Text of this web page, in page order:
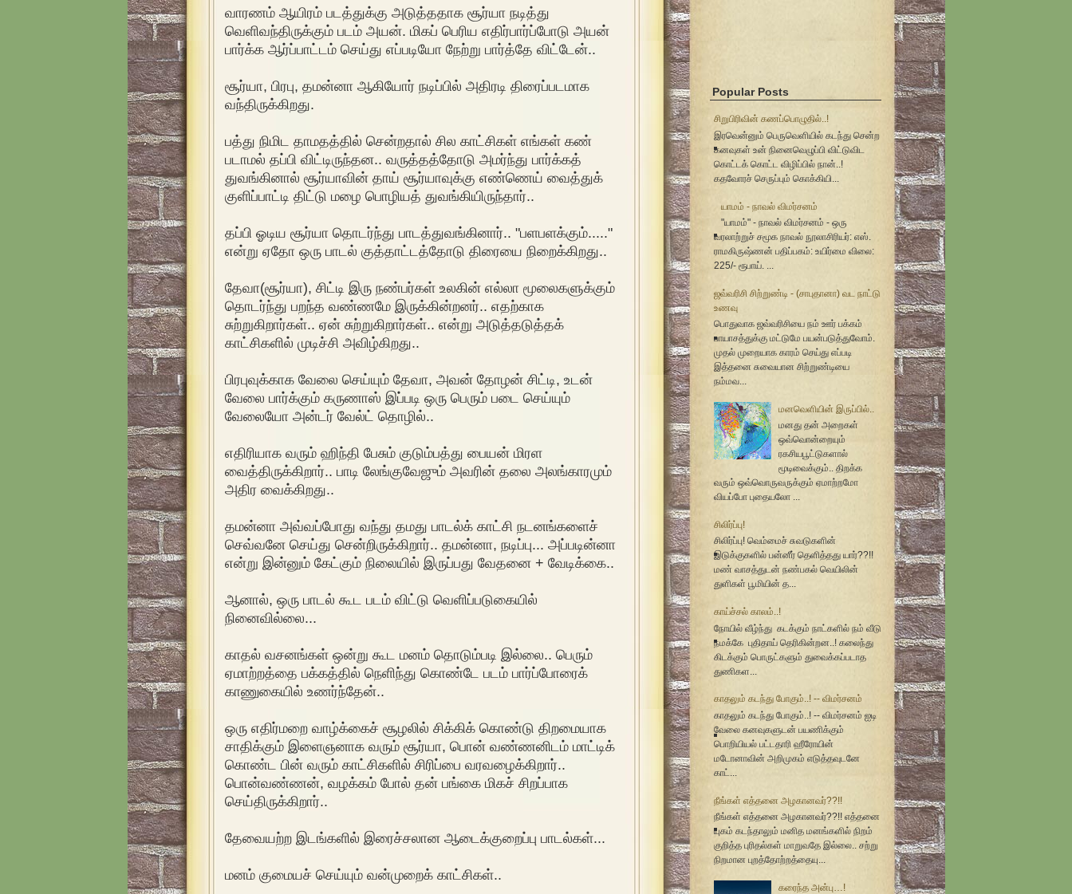
வாரணம் ஆயிரம் படத்துக்கு அடுத்ததாக சூர்யா நடித்து
வெளிவந்திருக்கும் படம் அயன். மிகப் பெரிய எதிர்பார்ப்போடு அயன்
பார்க்க ஆர்ப்பாட்டம் செய்து எப்படியோ நேற்று பார்த்தே விட்டேன்..
சூர்யா, பிரபு, தமன்னா ஆகியோர் நடிப்பில் அதிரடி திரைப்படமாக
வந்திருக்கிறது.
பத்து நிமிட தாமதத்தில் சென்றதால் சில காட்சிகள் எங்கள் கண்
படாமல் தப்பி விட்டிருந்தன.. வருத்தத்தோடு அமர்ந்து பார்க்கத்
துவங்கினால் சூர்யாவின் தாய் சூர்யாவுக்கு எண்ணெய் வைத்துக்
குளிப்பாட்டி திட்டு மழை பொழியத் துவங்கியிருந்தார்..
தப்பி ஓடிய சூர்யா தொடர்ந்து பாடத்துவங்கினார்.. "பளபளக்கும்....."
என்று ஏதோ ஒரு பாடல் குத்தாட்டத்தோடு திரையை நிறைக்கிறது..
தேவா(சூர்யா), சிட்டி இரு நண்பர்கள் உலகின் எல்லா மூலைகளுக்கும்
தொடர்ந்து பறந்த வண்ணமே இருக்கின்றனர்.. எதற்காக
சுற்றுகிறார்கள்.. ஏன் சுற்றுகிறார்கள்.. என்று அடுத்தடுத்தக்
காட்சிகளில் முடிச்சி அவிழ்கிறது..
பிரபுவுக்காக வேலை செய்யும் தேவா, அவன் தோழன் சிட்டி, உடன்
வேலை பார்க்கும் கருணாஸ் இப்படி ஒரு பெரும் படை செய்யும்
வேலையோ அன்டர் வேல்ட் தொழில்..
எதிரியாக வரும் ஹிந்தி பேசும் குடும்பத்து பையன் மிரள
வைத்திருக்கிறார்.. பாடி லேங்குவேஜும் அவரின் தலை அலங்காரமும்
அதிர வைக்கிறது..
தமன்னா அவ்வப்போது வந்து தமது பாடல்க் காட்சி நடனங்களைச்
செவ்வனே செய்து சென்றிருக்கிறார்.. தமன்னா, நடிப்பு... அப்படின்னா
என்று இன்னும் கேட்கும் நிலையில் இருப்பது வேதனை + வேடிக்கை..
ஆனால், ஒரு பாடல் கூட படம் விட்டு வெளிப்படுகையில்
நினைவில்லை...
காதல் வசனங்கள் ஒன்று கூட மனம் தொடும்படி இல்லை.. பெரும்
ஏமாற்றத்தை பக்கத்தில் நெளிந்து கொண்டே படம் பார்ப்போரைக்
காணுகையில் உணர்ந்தேன்..
ஒரு எதிர்மறை வாழ்க்கைச் சூழலில் சிக்கிக் கொண்டு திறமையாக
சாதிக்கும் இளைஞனாக வரும் சூர்யா, பொன் வண்ணனிடம் மாட்டிக்
கொண்ட பின் வரும் காட்சிகளில் சிரிப்பை வரவழைக்கிறார்..
பொன்வண்ணன், வழக்கம் போல் தன் பங்கை மிகச் சிறப்பாக
செய்திருக்கிறார்..
தேவையற்ற இடங்களில் இரைச்சலான ஆடைக்குறைப்பு பாடல்கள்...
மனம் குமையச் செய்யும் வன்முறைக் காட்சிகள்..
Popular Posts
சிறுபிரிவின் கணப்பொழுதில்..!
இரவென்னும் பெருவெளியில் கடந்து சென்ற
கனவுகள் உன் நினைவெழுப்பி விட்டுவிட
கொட்டக் கொட்ட விழிப்பில் நான்..!
கதவோரச் செருப்பும் கொக்கியி...
யாமம் - நாவல் விமர்சனம்
"யாமம்" - நாவல் விமர்சனம் - ஒரு
வரலாற்றுச் சமூக நாவல் நூலாசிரியர்: எஸ்.
ராமகிருஷ்ணன் பதிப்பகம்: உயிர்மை விலை:
225/- ரூபாய். ...
ஜவ்வரிசி சிற்றுண்டி - (சாபுதானா) வட நாட்டு
உணவு
பொதுவாக ஜவ்வரிசியை நம் ஊர் பக்கம்
பாயாசத்துக்கு மட்டுமே பயன்படுத்துவோம்.
முதல் முறையாக காரம் செய்து எப்படி
இத்தனை சுவையான சிற்றுண்டியை
நம்மவ...
மனவெளியின் இருப்பில்..
மனது தன் அறைகள்
ஒவ்வொன்றையும்
ரகசியபூட்டுகளால்
மூடிவைக்கும்.. திறக்க
வரும் ஒவ்வொருவருக்கும் ஏமாற்றமோ
வியப்போ புதையலோ ...
சிலிர்ப்பு!
சிலிர்ப்பு! வெம்மைச் சுவடுகளின்
இடுக்குகளில் பன்னீர் தெளித்தது யார்??!!
மண் வாசத்துடன் நண்பகல் வெயிலின்
துளிகள் பூமியின் த...
காய்ச்சல் காலம்..!
நோயில் வீழ்ந்து கடக்கும் நாட்களில் நம் வீடு
நமக்கே புதிதாய் தெரிகின்றன..! கலைந்து
கிடக்கும் பொருட்களும் துவைக்கப்படாத
துணிகள...
காதலும் கடந்து போகும்..! -- விமர்சனம்
காதலும் கடந்து போகும்..! -- விமர்சனம் ஐடி
வேலை கனவுகளுடன் பயணிக்கும்
பொறியியல் பட்டதாரி ஹீரோயின்
மடோனாவின் அறிமுகம் எடுத்தவுடனே
காட்...
நீங்கள் எத்தனை அழகானவர்??!!
நீங்கள் எத்தனை அழகானவர்??!! எத்தனை
யுகம் கடந்தாலும் மனித மனங்களில் நிறம்
குறித்த புரிதல்கள் மாறுவதே இல்லை.. சற்று
நிறமான புறத்தோற்றத்தையு...
கரைந்த அன்பு…!